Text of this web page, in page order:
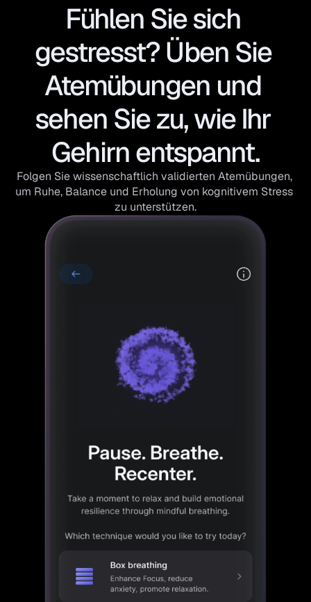
Fühlen Sie sich
gestresst? Üben Sie
Atemübungen und
sehen Sie zu, wie Ihr
Gehirn entspannt.
Folgen Sie wissenschaftlich validierten Atemübungen,
um Ruhe, Balance und Erholung von kognitivem Stress
zu unterstützen.